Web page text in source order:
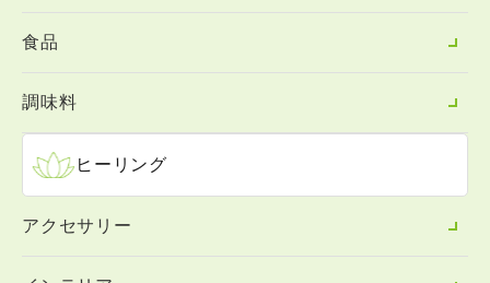
食品
調味料
ヒーリング
アクセサリー